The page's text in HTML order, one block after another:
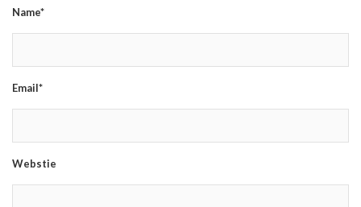
Name*
Email*
Webstie